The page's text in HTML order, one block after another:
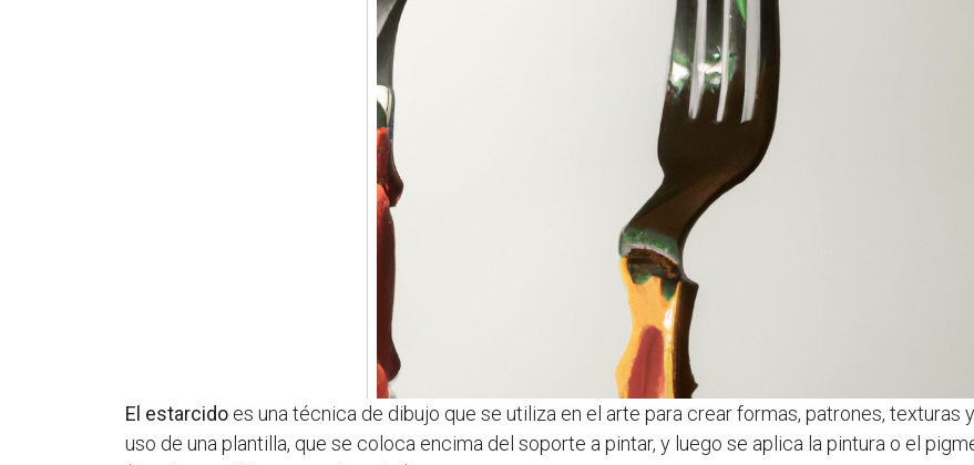
El estarcido es una técnica de dibujo que se utiliza en el arte para crear formas, patrones, texturas
uso de una plantilla, que se coloca encima del soporte a pintar, y luego se aplica la pintura o el